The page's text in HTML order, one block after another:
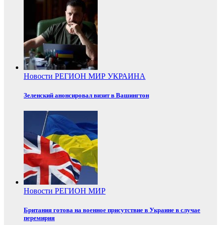
Новости РЕГИОН МИР УКРАИНА
Зеленский анонсировал визит в Вашингтон
Новости РЕГИОН МИР
Британия готова на военное присутствие в Украине в случае
перемирия